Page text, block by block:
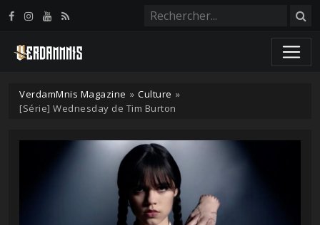
VerdamMnis Magazine » Culture »
[Série] Wednesday de Tim Burton
Panneau de gestion des cookies